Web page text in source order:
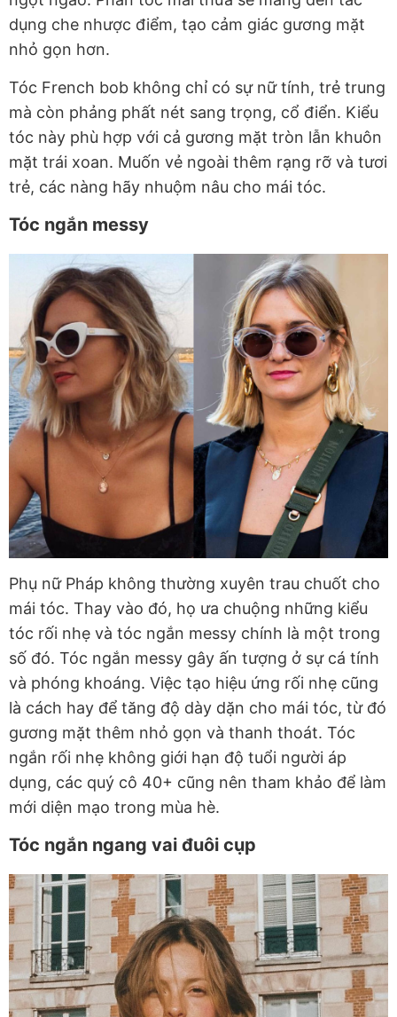
dụng che nhược điểm, tạo cảm giác gương mặt
nhỏ gọn hơn.
Tóc French bob không chỉ có sự nữ tính, trẻ trung
mà còn phảng phất nét sang trọng, cổ điển. Kiểu
tóc này phù hợp với cả gương mặt tròn lẫn khuôn
mặt trái xoan. Muốn vẻ ngoài thêm rạng rỡ và tươi
trẻ, các nàng hãy nhuộm nâu cho mái tóc.
Tóc ngắn messy
Phụ nữ Pháp không thường xuyên trau chuốt cho
mái tóc. Thay vào đó, họ ưa chuộng những kiểu
tóc rối nhẹ và tóc ngắn messy chính là một trong
số đó. Tóc ngắn messy gây ấn tượng ở sự cá tính
và phóng khoáng. Việc tạo hiệu ứng rối nhẹ cũng
là cách hay để tăng độ dày dặn cho mái tóc, từ đó
gương mặt thêm nhỏ gọn và thanh thoát. Tóc
ngắn rối nhẹ không giới hạn độ tuổi người áp
dụng, các quý cô 40+ cũng nên tham khảo để làm
mới diện mạo trong mùa hè.
Tóc ngắn ngang vai đuôi cụp